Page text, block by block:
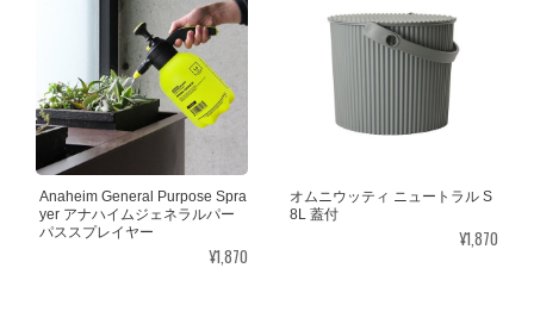
Anaheim General Purpose Spra
yer アナハイムジェネラルパー
パススプレイヤー
¥1,870
オムニウッティ ニュートラル S
8L 蓋付
¥1,870